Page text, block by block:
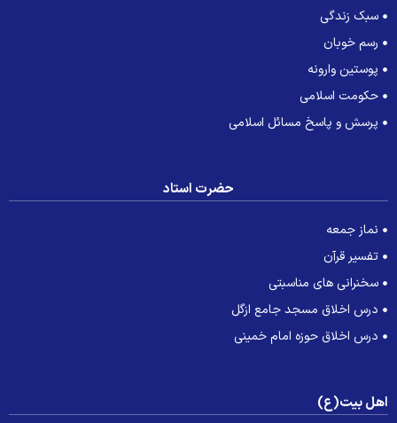
سبک زندگی
رسم خوبان
پوستین وارونه
حکومت اسلامی
پرسش و پاسخ مسائل اسلامی
حضرت استاد
نماز جمعه
تفسیر قرآن
سخنرانی های مناسبتی
درس اخلاق مسجد جامع ازگل
درس اخلاق حوزه امام خمینی
بیت(ع)